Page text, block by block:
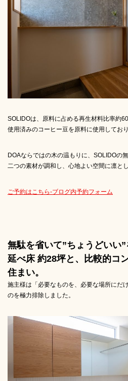
SOLIDOは、原料に占める再生材料比率約60
使用済みのコーヒー豆を原料に使用してお
DOAならではの木の温もりに、SOLIDOの
二つの素材が調和し、心地よい空間に凛と
ご予約はこちら-ブログ内予約フォーム
無駄を省いて”ちょうどいい
延べ床 約28坪と、比較的コ
住まい。
施主様は「必要なものを、必要な場所にだ
のを極力排除しました。